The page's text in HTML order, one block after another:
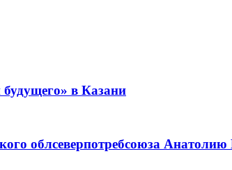
в Казани
облсеверпотребсоюза